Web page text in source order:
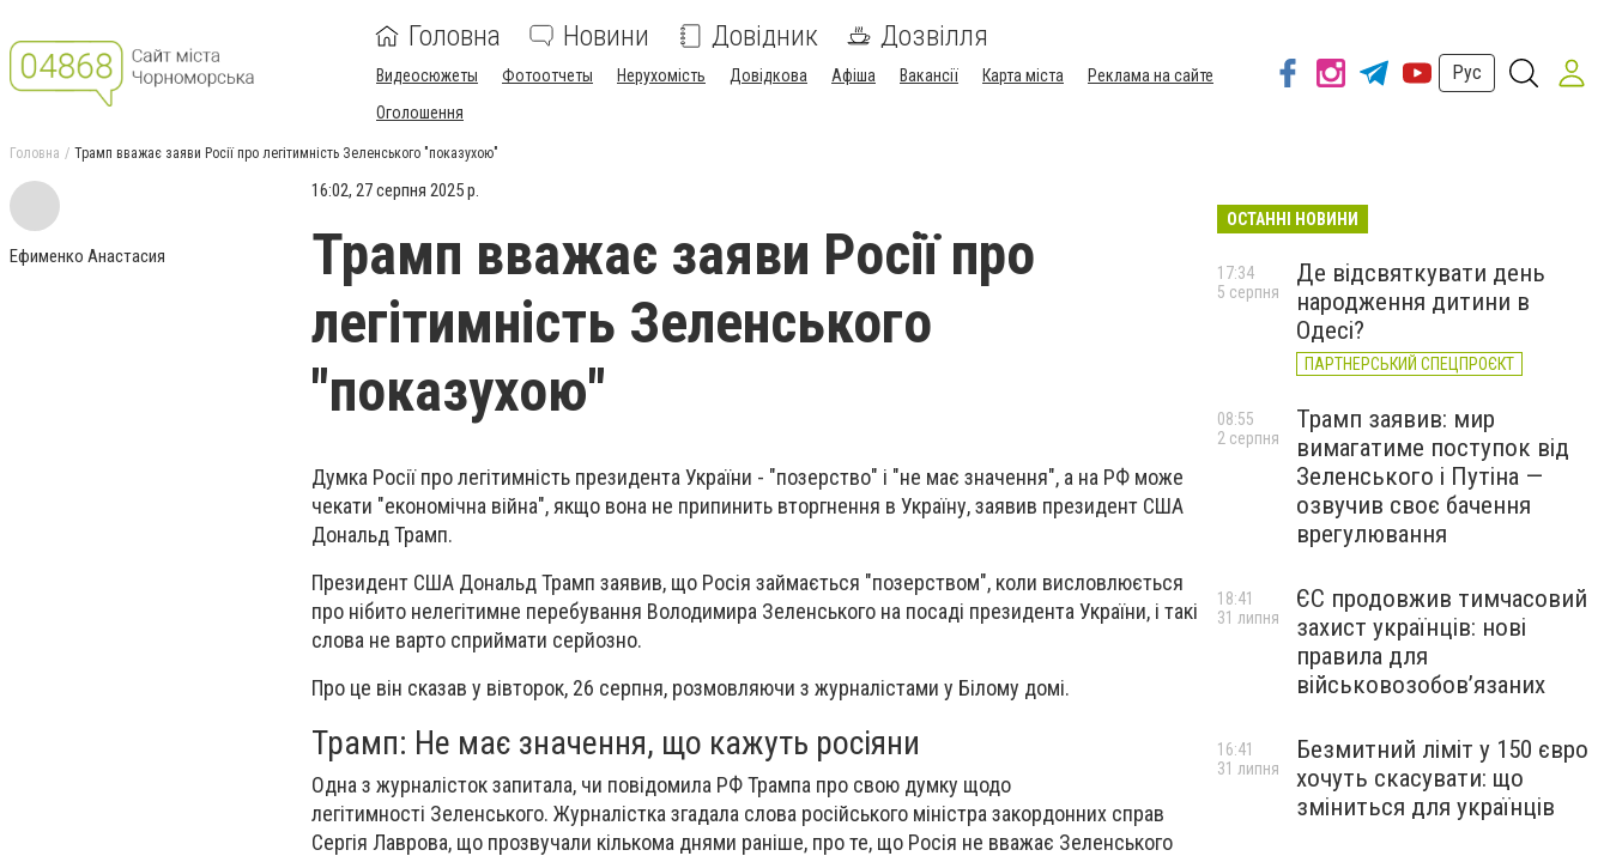
Головна Новини Довідник Дозвілля
Видеосюжеты Фотоотчеты Нерухомість Довідкова Афіша Вакансії Карта міста
Реклама на сайте
Оголошення
Рус
Головна Трамп вважає заяви Росії про легітимність Зеленського "показухою"
Ефименко Анастасия
16:02, 27 серпня 2025 р.
Трамп вважає заяви Росії про
легітимність Зеленського
"показухою"
Думка Росії про легітимність президента України - "позерство" і "не має значення", а на РФ може
чекати "економічна війна", якщо вона не припинить вторгнення в Україну, заявив президент США
Дональд Трамп.
Президент США Дональд Трамп заявив, що Росія займається "позерством", коли висловлюється
про нібито нелегітимне перебування Володимира Зеленського на посаді президента України, і такі
слова не варто сприймати серйозно.
Про це він сказав у вівторок, 26 серпня, розмовляючи з журналістами у Білому домі.
Трамп: Не має значення, що кажуть росіяни
Одна з журналісток запитала, чи повідомила РФ Трампа про свою думку щодо
легітимності Зеленського. Журналістка згадала слова російського міністра закордонних справ
Сергія Лаврова, що прозвучали кількома днями раніше, про те, що Росія не вважає Зеленського
ОСТАННІ НОВИНИ
Де відсвяткувати день
народження дитини в
Одесі?
ПАРТНЕРСЬКИЙ СПЕЦПРОЄКТ
17:34
5 серпня
Трамп заявив: мир
вимагатиме поступок від
Зеленського і Путіна —
озвучив своє бачення
врегулювання
08:55
2 серпня
ЄС продовжив тимчасовий
захист українців: нові
правила для
військовозобов’язаних
18:41
31 липня
Безмитний ліміт у 150 євро
хочуть скасувати: що
зміниться для українців
16:41
31 липня